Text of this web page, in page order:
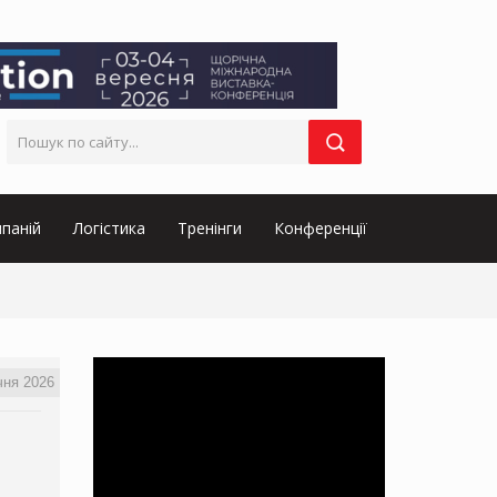
Логістика Тренінги Конференції
2026